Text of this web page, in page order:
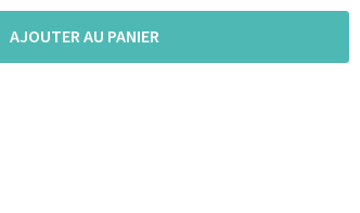
AJOUTER AU PANIER